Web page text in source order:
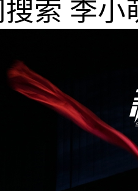
索 李小